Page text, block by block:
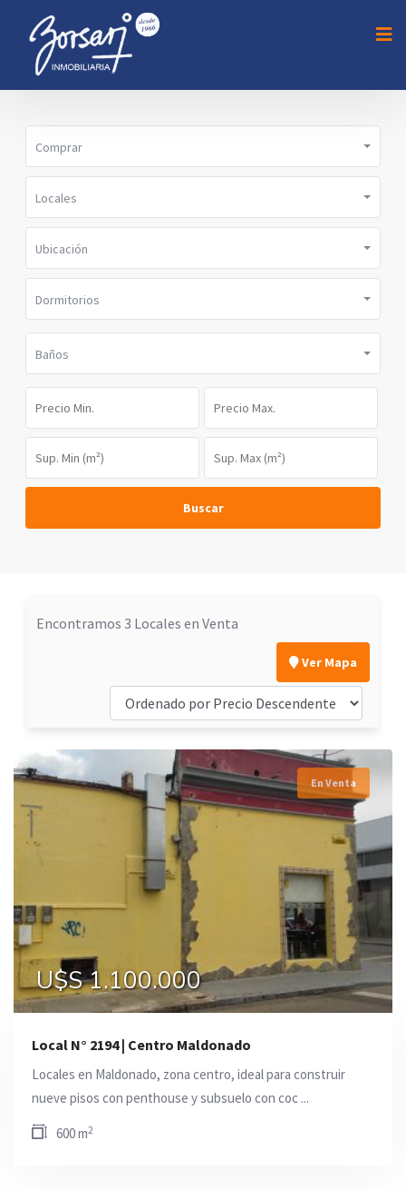
Comprar
Locales
Ubicación
Dormitorios
Baños
Buscar
Encontramos 3 Locales en Venta
Ver Mapa
En Venta
U$S 1.100.000
Local N° 2194 | Centro Maldonado
Locales en Maldonado, zona centro, ideal para construir
nueve pisos con penthouse y subsuelo con coc ...
600 m2